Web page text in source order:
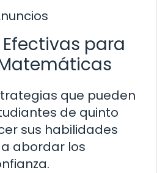
para
que pueden
de quinto
sus habilidades
abordar los